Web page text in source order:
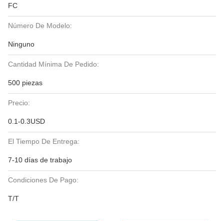
FC
Número De Modelo:
Ninguno
Cantidad Mínima De Pedido:
500 piezas
Precio:
0.1-0.3USD
El Tiempo De Entrega:
7-10 días de trabajo
Condiciones De Pago:
T/T